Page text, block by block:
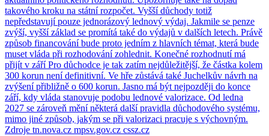
takového kroku na státní rozpočet. Vyšší důchody totiž
nepředstavují pouze jednorázový lednový výdaj. Jakmile se penze
zvýší, vyšší základ se promítá také do výdajů v dalších letech. Právě
způsob financování bude proto jedním z hlavních témat, která bude
muset vláda při rozhodování zohlednit. Konečné rozhodnutí má
přijít v září Pro důchodce je tak zatím nejdůležitější, že částka kolem
300 korun není definitivní. Ve hře zůstává také Juchelkův návrh na
zvýšení přibližně o 600 korun. Jasno má být nejpozději do konce
září, kdy vláda stanovuje podobu lednové valorizace. Od ledna
2027 se zároveň mění některá další pravidla důchodového systému,
mimo jiné způsob, jakým se při valorizaci pracuje s výchovným.
Zdroje tn.nova.cz mpsv.gov.cz cssz.cz